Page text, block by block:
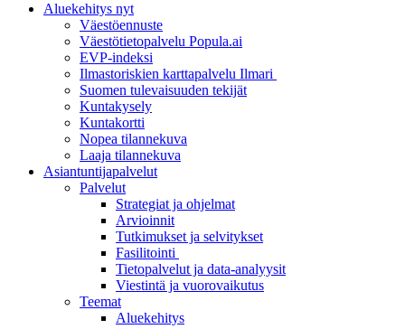
Aluekehitys nyt
Väestöennuste
Väestötietopalvelu Popula.ai
EVP-indeksi
Ilmastoriskien karttapalvelu Ilmari
Suomen tulevaisuuden tekijät
Kuntakysely
Kuntakortti
Nopea tilannekuva
Laaja tilannekuva
Asiantuntijapalvelut
Palvelut
Strategiat ja ohjelmat
Arvioinnit
Tutkimukset ja selvitykset
Fasilitointi
Tietopalvelut ja data-analyysit
Viestintä ja vuorovaikutus
Teemat
Aluekehitys